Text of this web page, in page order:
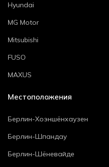
Hyundai
MG Motor
Mitsubishi
FUSO
MAXUS
Местоположения
Берлин-Хоэншёнхаузен
Берлин-Шпандау
Берлин-Шёневайде